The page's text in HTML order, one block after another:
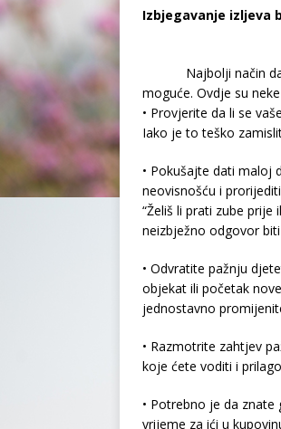
Izbjegavanje izljeva
Najbolji način da se
moguće. Ovdje su
• Provjerite da li se
Iako je to teško
• Pokušajte dati maloj
neovisnošću i
“Želiš li prati zube prije
neizbježno odgovor biti
• Odvratite pažnju
objekat ili početak
jednostavno
• Razmotrite zahtjev
koje ćete voditi i
• Potrebno je da
vrijeme za ići u